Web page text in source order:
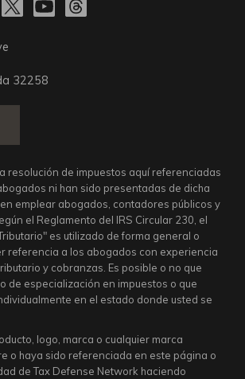
32258
resolución de impuestos aquí referenciadas
ni han sido presentadas de dicha
emplear abogados, contadores públicos y
el Reglamento del IRS Circular 230, el
es utilizado de forma general o
referencia a los abogados con experiencia
y cobranzas. Es posible o no que
de especialización en impuestos o que
en el estado donde usted se
logo, marca o cualquier marca
o haya sido referenciada en este página o
de Tax Defense Network haciendo